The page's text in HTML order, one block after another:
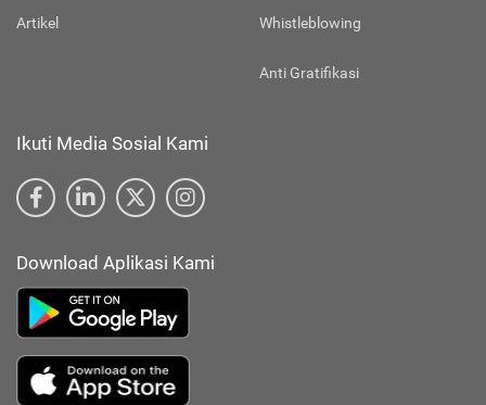
Artikel Whistleblowing
Anti Gratifikasi
Ikuti Media Sosial Kami
Download Aplikasi Kami